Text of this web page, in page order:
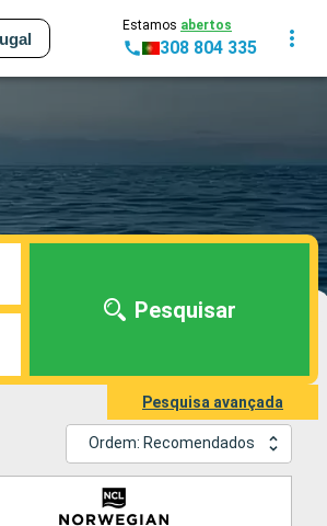
Estamos abertos
308 804 335
Pesquisar
Pesquisa avançada
Ordem: Recomendados